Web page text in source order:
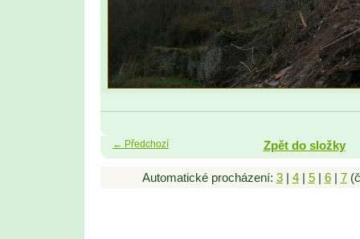
← Předchozí Zpět do složky
Automatické procházení: 3| 4| 5| 6| 7